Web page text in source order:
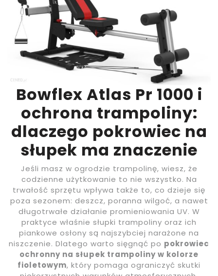
Bowflex Atlas Pr 1000 i
ochrona trampoliny:
dlaczego pokrowiec na
słupek ma znaczenie
Jeśli masz w ogrodzie trampolinę, wiesz, że
codzienne użytkowanie to nie wszystko. Na
trwałość sprzętu wpływa także to, co dzieje się
poza sezonem: deszcz, poranna wilgoć, a nawet
długotrwałe działanie promieniowania UV. W
praktyce właśnie słupki trampoliny oraz ich
piankowe osłony są najszybciej narażone na
niszczenie. Dlatego warto sięgnąć po pokrowiec
ochronny na słupek trampoliny w kolorze
fioletowym, który pomaga ograniczyć skutki